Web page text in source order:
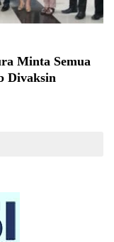
Minta Semua
Divaksin